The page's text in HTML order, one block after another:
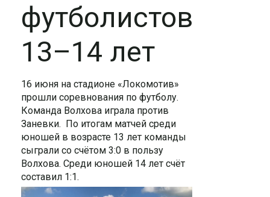
футболистов
13–14 лет
16 июня на стадионе «Локомотив»
прошли соревнования по футболу.
Команда Волхова играла против
Заневки. По итогам матчей среди
юношей в возрасте 13 лет команды
сыграли со счётом 3:0 в пользу
Волхова. Среди юношей 14 лет счёт
составил 1:1.